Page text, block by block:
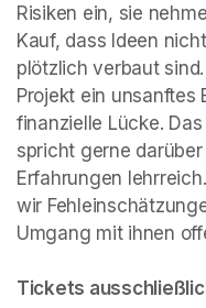
Risiken ein, sie
Kauf, dass Ideen
plötzlich verbaut
Projekt ein unsanftes
finanzielle Lücke.
spricht gerne
Erfahrungen
wir
Umgang mit ihnen
Tickets